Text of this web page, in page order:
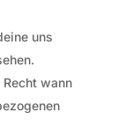
uns
wann